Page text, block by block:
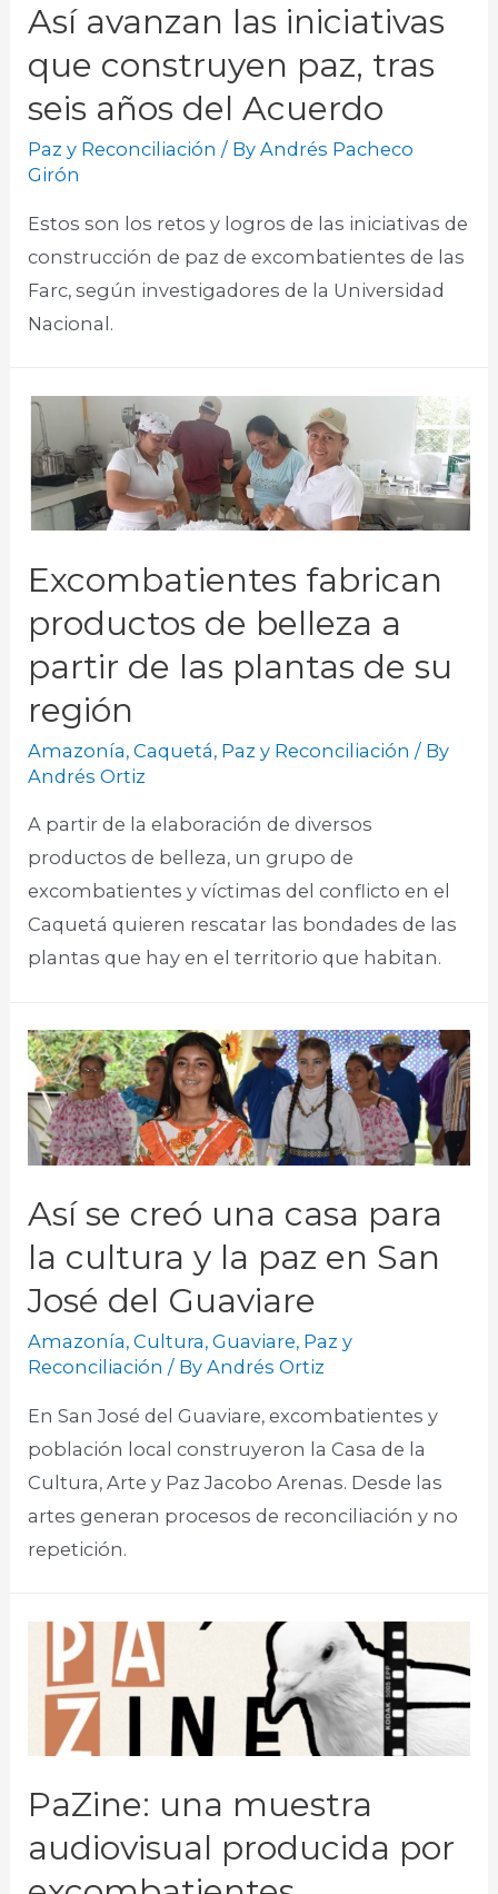
Así avanzan las iniciativas
que construyen paz, tras
seis años del Acuerdo
Paz y Reconciliación / ByAndrés Pacheco
Girón
Estos son los retos y logros de las iniciativas de
construcción de paz de excombatientes de las
Farc, según investigadores de la Universidad
Nacional.
Excombatientes fabrican
productos de belleza a
partir de las plantas de su
región
Amazonía,Caquetá, Paz y Reconciliación / By
Andrés Ortiz
A partir de la elaboración de diversos
productos de belleza, un grupo de
excombatientes y víctimas del conflicto en el
Caquetá quieren rescatar las bondades de las
plantas que hay en el territorio que habitan.
Así se creó una casa para
la cultura y la paz en San
José del Guaviare
Amazonía,Cultura,Guaviare, Paz y
Reconciliación / ByAndrés Ortiz
En San José del Guaviare, excombatientes y
población local construyeron la Casa de la
Cultura, Arte y Paz Jacobo Arenas. Desde las
artes generan procesos de reconciliación y no
repetición. ​
PaZine: una muestra
audiovisual producida por